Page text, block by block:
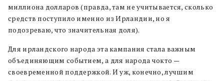
миллиона долларов (правда, там не учитывается, сколько
средств поступило именно из Ирландии, но я
подозреваю, что значительная доля).
Для ирландского народа эта кампания стала важным
объединяющим событием, а для народа чокто —
своевременной поддержкой. И уж, конечно, лучшим